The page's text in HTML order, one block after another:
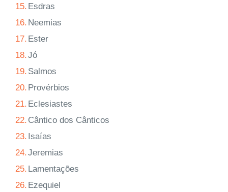
15. Esdras
16. Neemias
17. Ester
18.Jó
19. Salmos
20. Provérbios
21. Eclesiastes
22. Cântico dos Cânticos
23. Isaías
24.Jeremias
25. Lamentações
26. Ezequiel